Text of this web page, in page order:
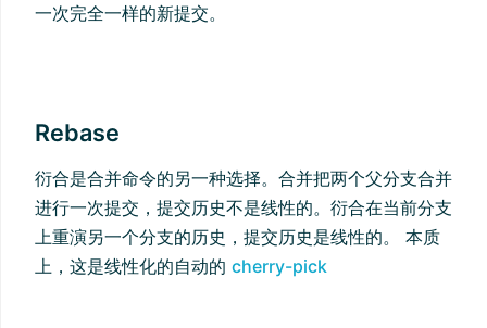
一次完全一样的新提交。
Rebase
衍合是合并命令的另一种选择。合并把两个父分支合并
进行一次提交，提交历史不是线性的。衍合在当前分支
上重演另一个分支的历史，提交历史是线性的。 本质
上，这是线性化的自动的 cherry-pick